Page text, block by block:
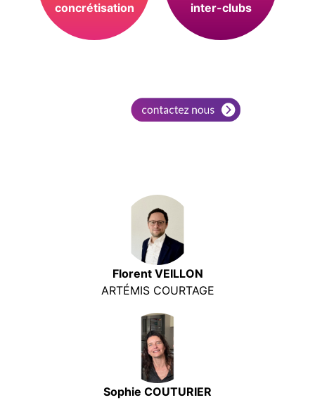
concrétisation
inter-clubs
Florent VEILLON
ARTÉMIS COURTAGE
Sophie COUTURIER